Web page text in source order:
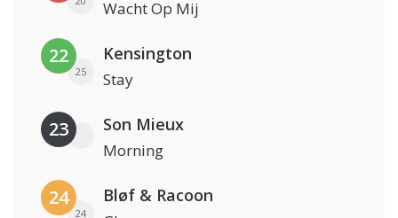
Wacht Op Mij
22
25
Kensington
Stay
23 Son Mieux
Morning
24
24
Bløf & Racoon